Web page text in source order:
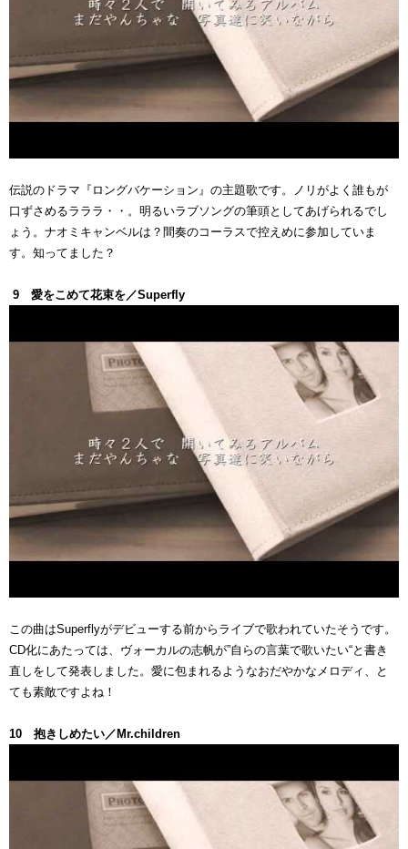
伝説のドラマ『ロングバケーション』の主題歌です。ノリがよく誰もが
口ずさめるラララ・・。明るいラブソングの筆頭としてあげられるでし
ょう。ナオミキャンベルは？間奏のコーラスで控えめに参加していま
す。知ってました？
9 愛をこめて花束を／Superfly
この曲はSuperflyがデビューする前からライブで歌われていたそうです。
CD化にあたっては、ヴォーカルの志帆が”自らの言葉で歌いたい“と書き
直しをして発表しました。愛に包まれるようなおだやかなメロディ、と
ても素敵ですよね！
10 抱きしめたい／Mr.children